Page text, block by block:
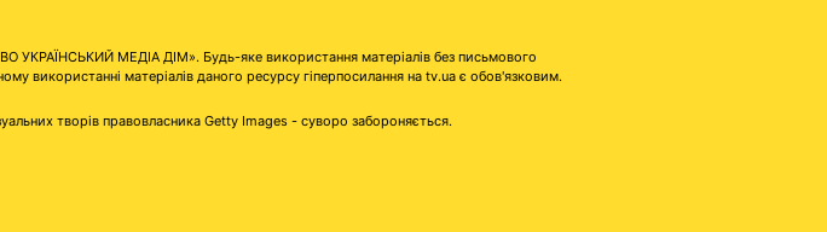
УКРАЇНСЬКИЙ МЕДІА ДІМ». Будь-яке використання матеріалів без письмового
матеріалів даного ресурсу гіперпосилання на tv.ua є обов'язковим.
творів правовласника Getty Images - суворо забороняється.